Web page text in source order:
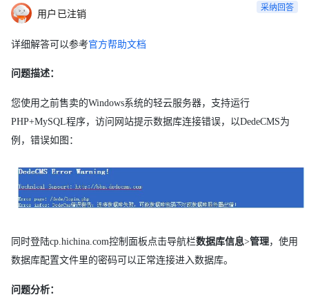
用户已注销 采纳回答
详细解答可以参考官方帮助文档
问题描述：
您使用之前售卖的Windows系统的轻云服务器，支持运行
PHP+MySQL程序，访问网站提示数据库连接错误，以DedeCMS为
例，错误如图：
同时登陆cp.hichina.com控制面板点击导航栏数据库信息>管理，使用
数据库配置文件里的密码可以正常连接进入数据库。
问题分析：